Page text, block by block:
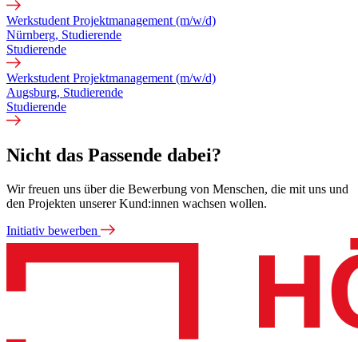
Werkstudent Projektmanagement (m/w/d)
Nürnberg, Studierende
Studierende
Werkstudent Projektmanagement (m/w/d)
Augsburg, Studierende
Studierende
Nicht das Passende dabei?
Wir freuen uns über die Bewerbung von Menschen, die mit uns und
den Projekten unserer Kund:innen wachsen wollen.
Initiativ bewerben